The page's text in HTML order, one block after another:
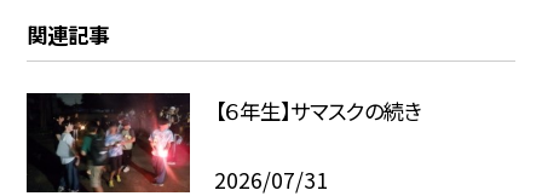
関連記事
【６年生】サマスクの続き
2026/07/31